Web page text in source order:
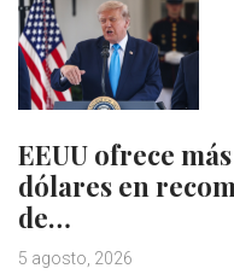
EEUU ofrece
dólares en
de…
5 agosto, 2026